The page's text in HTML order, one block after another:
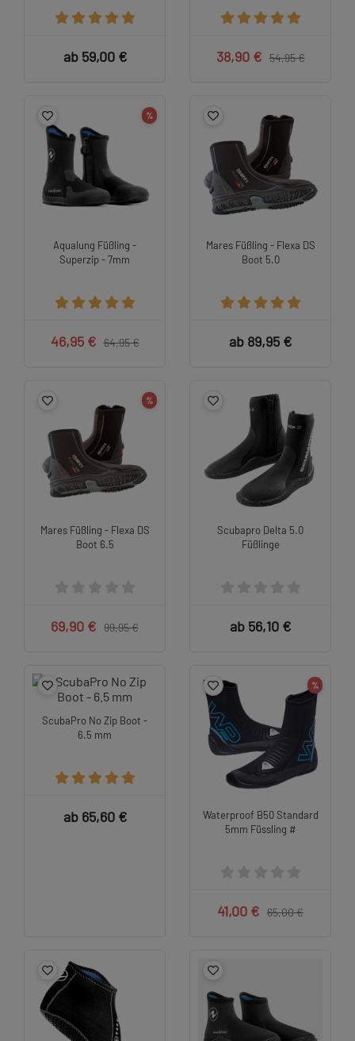
ab 59,00 € 38,90 € 54,95 €
%
Aqualung Füßling -
Superzip - 7mm
46,95 € 64,95 €
Mares Füßling - Flexa DS
Boot 5.0
ab 89,95 €
%
Mares Füßling - Flexa DS
Boot 6.5
69,90 € 99,95 €
Scubapro Delta 5.0
Füßlinge
ab 56,10 €
ScubaPro No Zip Boot -
6.5 mm
ab 65,60 €
%
Waterproof B50 Standard
5mm Füssling #
41,00 € 65,00 €